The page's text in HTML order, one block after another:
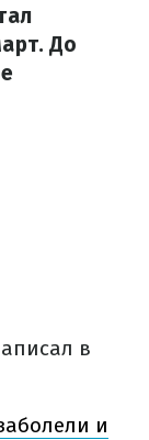
До
в
и